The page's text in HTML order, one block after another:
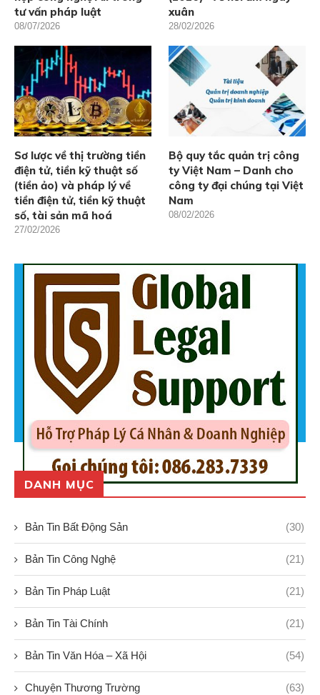
tư vấn pháp luật
08/07/2026
xuân
28/02/2026
Sơ lược về thị trường tiền
điện tử, tiền kỹ thuật số
(tiền ảo) và pháp lý về
tiền điện tử, tiền kỹ thuật
số, tài sản mã hoá
27/02/2026
Bộ quy tắc quản trị công
ty Việt Nam – Danh cho
công ty đại chúng tại Việt
Nam
08/02/2026
DANH MỤC
Bản Tin Bất Động Sản (30)
Bản Tin Công Nghệ (21)
Bản Tin Pháp Luật (21)
Bản Tin Tài Chính (21)
Bản Tin Văn Hóa – Xã Hội (54)
Chuyện Thương Trường (63)